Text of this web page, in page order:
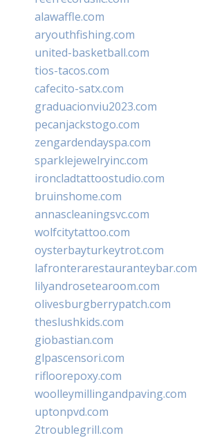
alawaffle.com
aryouthfishing.com
united-basketball.com
tios-tacos.com
cafecito-satx.com
graduacionviu2023.com
pecanjackstogo.com
zengardendayspa.com
sparklejewelryinc.com
ironcladtattoostudio.com
bruinshome.com
annascleaningsvc.com
wolfcitytattoo.com
oysterbayturkeytrot.com
lafronterarestauranteybar.com
lilyandrosetearoom.com
olivesburgberrypatch.com
theslushkids.com
giobastian.com
glpascensori.com
rifloorepoxy.com
woolleymillingandpaving.com
uptonpvd.com
2troublegrill.com